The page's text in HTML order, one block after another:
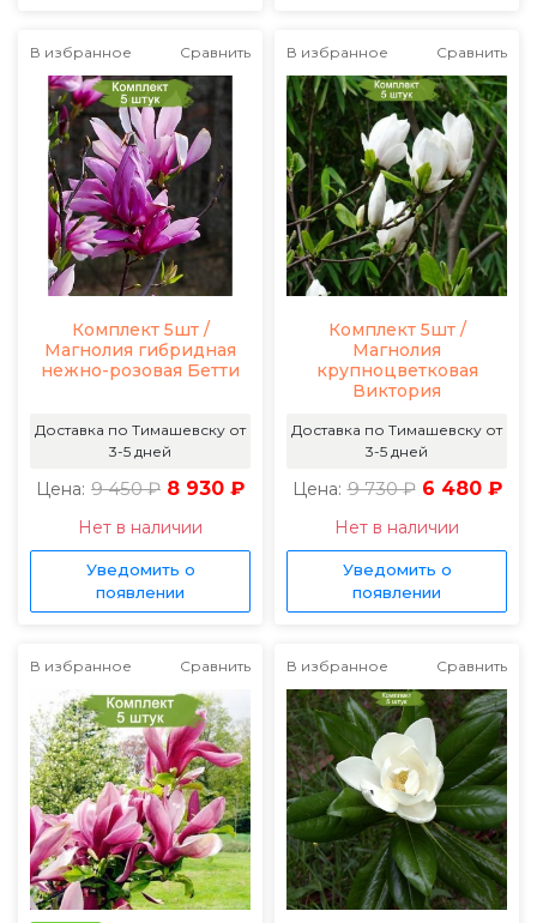
В избранное Сравнить
Комплект 5шт /
Магнолия гибридная
нежно-розовая Бетти
Доставка по Тимашевску от
3-5 дней
Цена: 9 450 ₽ 8 930 ₽
Нет в наличии
Уведомить о
появлении
В избранное Сравнить
Комплект 5шт /
Магнолия
крупноцветковая
Виктория
Доставка по Тимашевску от
3-5 дней
Цена: 9 730 ₽ 6 480 ₽
Нет в наличии
Уведомить о
появлении
В избранное Сравнить В избранное Сравнить